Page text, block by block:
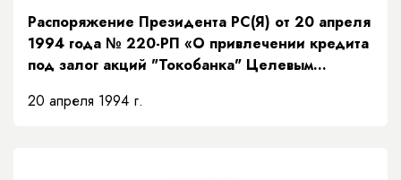
Распоряжение Президента РС(Я) от 20 апреля
1994 года № 220-РП «О привлечении кредита
под залог акций "Токобанка" Целевым
(Якутия)»
20 апреля 1994 г.